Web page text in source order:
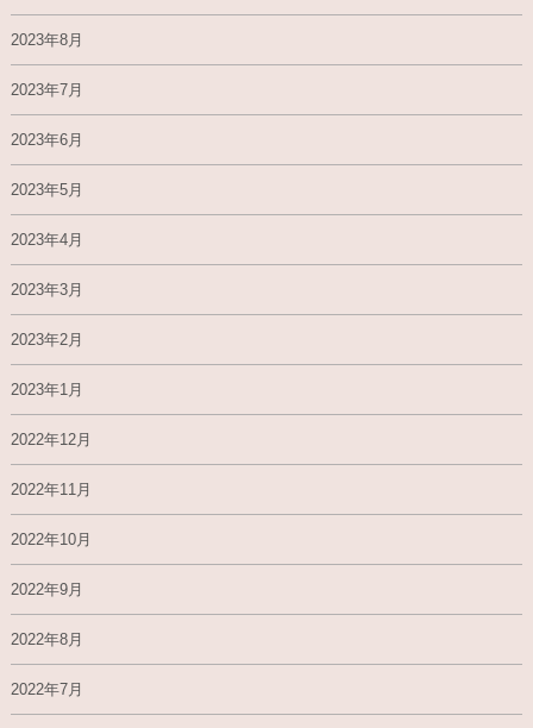
2023年8月
2023年7月
2023年6月
2023年5月
2023年4月
2023年3月
2023年2月
2023年1月
2022年12月
2022年11月
2022年10月
2022年9月
2022年8月
2022年7月